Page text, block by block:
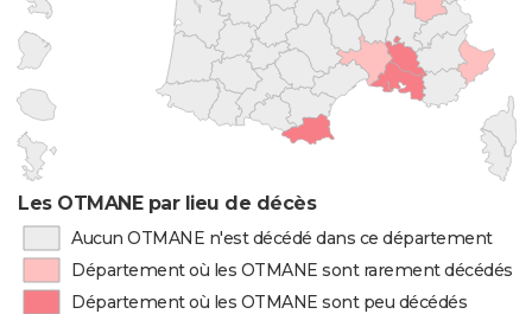
Les OTMANE par lieu de décès
Aucun OTMANE n'est décédé dans ce département
Département où les OTMANE sont rarement décédés
Département où les OTMANE sont peu décédés